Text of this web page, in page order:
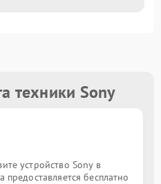
техники Sony
устройство Sony в
бесплатно